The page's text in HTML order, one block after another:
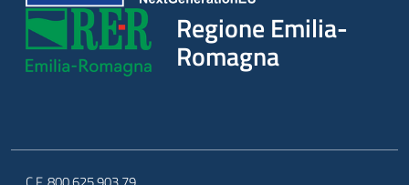
Regione Emilia-
Romagna